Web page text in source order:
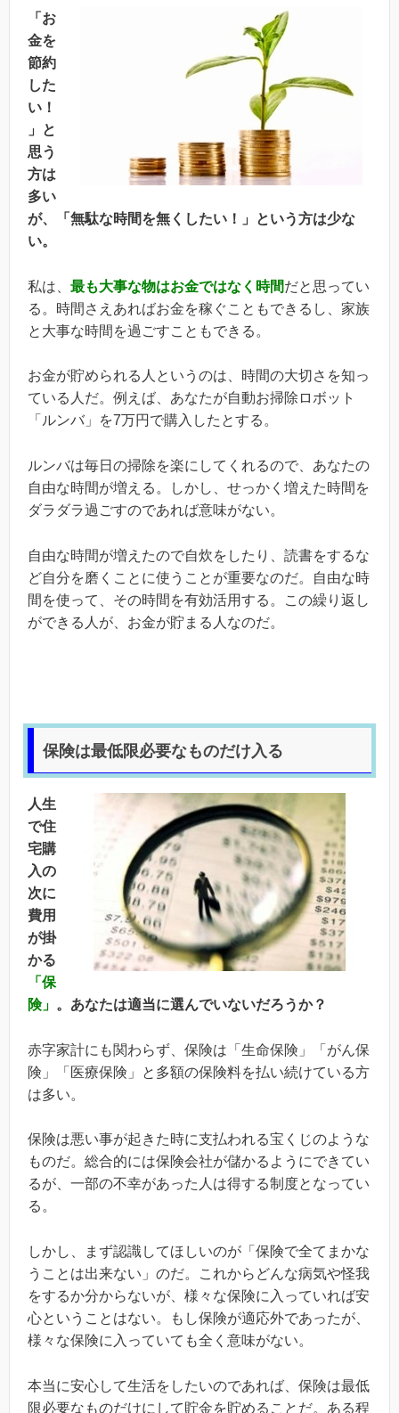
「お
金を
節約
した
い！
」と
思う
方は
多い
が、「無駄な時間を無くしたい！」という方は少な
い。
私は、 最も大事な物はお金ではなく時間だと思ってい
る。時間さえあればお金を稼ぐこともできるし、家族
と大事な時間を過ごすこともできる。
お金が貯められる人というのは、時間の大切さを知っ
ている人だ。例えば、あなたが自動お掃除ロボット
「ルンバ」を7万円で購入したとする。
ルンバは毎日の掃除を楽にしてくれるので、あなたの
自由な時間が増える。しかし、せっかく増えた時間を
ダラダラ過ごすのであれば意味がない。
自由な時間が増えたので自炊をしたり、読書をするな
ど自分を磨くことに使うことが重要なのだ。自由な時
間を使って、その時間を有効活用する。この繰り返し
ができる人が、お金が貯まる人なのだ。
保険は最低限必要なものだけ入る
人生
で住
宅購
入の
次に
費用
が掛
かる
「保
険」 。あなたは適当に選んでいないだろうか？
赤字家計にも関わらず、保険は「生命保険」「がん保
険」「医療保険」と多額の保険料を払い続けている方
は多い。
保険は悪い事が起きた時に支払われる宝くじのような
ものだ。総合的には保険会社が儲かるようにできてい
るが、一部の不幸があった人は得する制度となってい
る。
しかし、まず認識してほしいのが「保険で全てまかな
うことは出来ない」のだ。これからどんな病気や怪我
をするか分からないが、様々な保険に入っていれば安
心ということはない。もし保険が適応外であったが、
様々な保険に入っていても全く意味がない。
本当に安心して生活をしたいのであれば、保険は最低
限必要なものだけにして貯金を貯めることだ。ある程